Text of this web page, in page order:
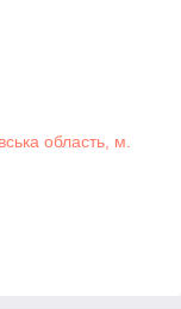
область, м.